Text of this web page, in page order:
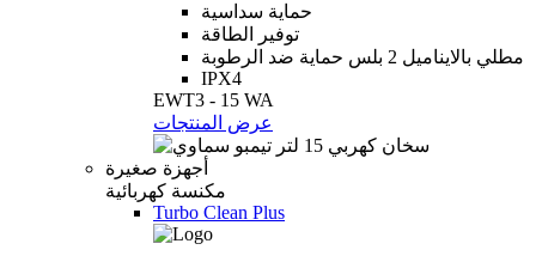
حماية سداسية
توفير الطاقة
مطلي بالايناميل 2 بلس حماية ضد الرطوبة
IPX4
EWT3 - 15 WA
عرض المنتجات
أجهزة صغيرة
مكنسة كهربائية
Turbo Clean Plus